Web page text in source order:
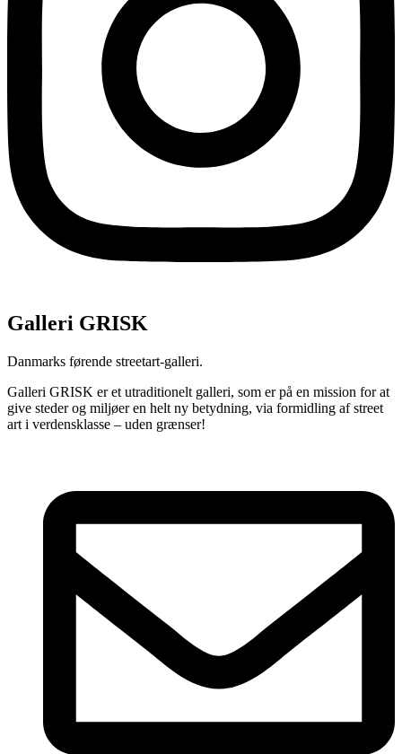
Galleri GRISK
Danmarks førende streetart-galleri.
Galleri GRISK er et utraditionelt galleri, som er på en mission for at
give steder og miljøer en helt ny betydning, via formidling af street
art i verdensklasse – uden grænser!